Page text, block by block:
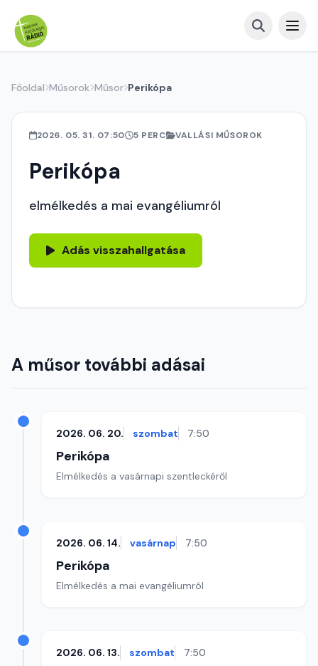
Főoldal Műsorok Műsor Perikópa
2026. 05. 31. 07:50 5 PERC VALLÁSI MŰSOROK
Perikópa
elmélkedés a mai evangéliumról
Adás visszahallgatása
A műsor további adásai
2026. 06. 20. szombat 7:50
Perikópa
Elmélkedés a vasárnapi szentleckéről
2026. 06. 14. vasárnap 7:50
Perikópa
Elmélkedés a mai evangéliumról
2026. 06. 13. szombat 7:50